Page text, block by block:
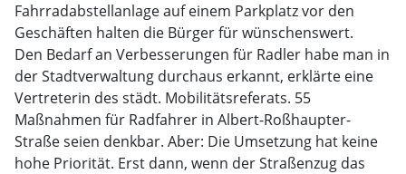
Fahrradabstellanlage auf einem Parkplatz vor den
Geschäften halten die Bürger für wünschenswert.
Den Bedarf an Verbesserungen für Radler habe man in
der Stadtverwaltung durchaus erkannt, erklärte eine
Vertreterin des städt. Mobilitätsreferats. 55
Maßnahmen für Radfahrer in Albert-Roßhaupter-
Straße seien denkbar. Aber: Die Umsetzung hat keine
hohe Priorität. Erst dann, wenn der Straßenzug das